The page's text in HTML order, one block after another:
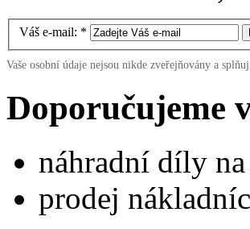
Váš e-mail: *
Vaše osobní údaje nejsou nikde zveřejňovány a
Doporučujeme
náhradní díly
prodej